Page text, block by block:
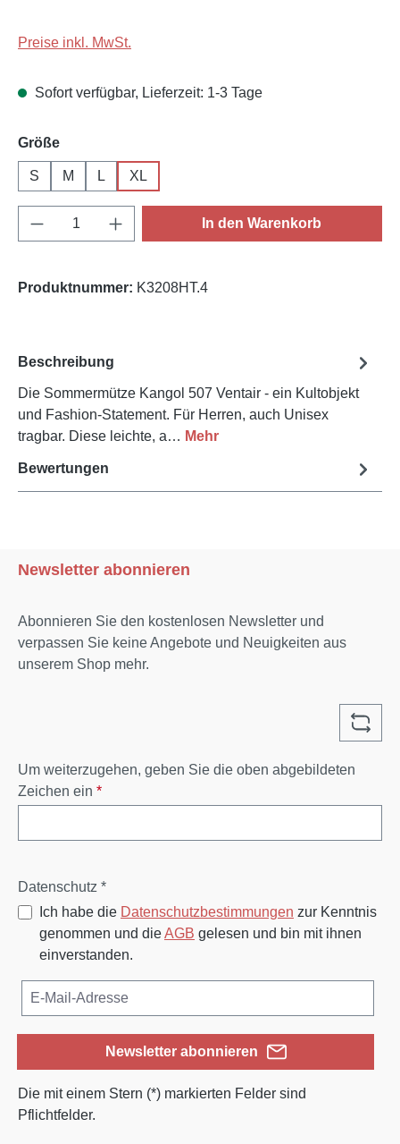
Preise inkl. MwSt.
Sofort verfügbar, Lieferzeit: 1-3 Tage
Größeauswählen
S M L XL
Produkt Anzahl: Gib den gewünschten
In den Warenkorb
Produktnummer: K3208HT.4
Beschreibung
Die Sommermütze Kangol 507 Ventair - ein Kultobjekt
und Fashion-Statement. Für Herren, auch Unisex
tragbar. Diese leichte, a… Mehr
Bewertungen
Newsletter abonnieren
Abonnieren Sie den kostenlosen Newsletter und
verpassen Sie keine Angebote und Neuigkeiten aus
unserem Shop mehr.
Um weiterzugehen, geben Sie die oben abgebildeten
Zeichen ein *
Datenschutz *
Ich habe die Datenschutzbestimmungen zur Kenntnis
genommen und dieAGB gelesen und bin mit ihnen
einverstanden.
Newsletter abonnieren
Die mit einem Stern (*) markierten Felder sind
Pflichtfelder.